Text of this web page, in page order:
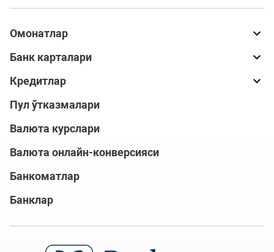
Омонатлар
Банк карталари
Кредитлар
Пул ўтказмалари
Валюта курслари
Валюта онлайн-конверсияси
Банкоматлар
Банклар